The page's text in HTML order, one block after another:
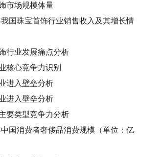
市场规模体量
我国珠宝首饰行业销售收入及其增长情
行业发展痛点分析
核心竞争力识别
进入壁垒分析
进入壁垒分析
要类型竞争力分析
中国消费者奢侈品消费规模（单位：亿